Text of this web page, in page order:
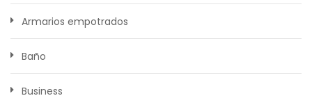
Armarios empotrados
Baño
Business